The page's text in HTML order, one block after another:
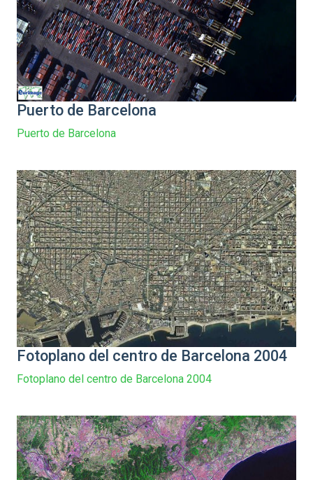
Puerto de Barcelona
Puerto de Barcelona
Fotoplano del centro de Barcelona 2004
Fotoplano del centro de Barcelona 2004